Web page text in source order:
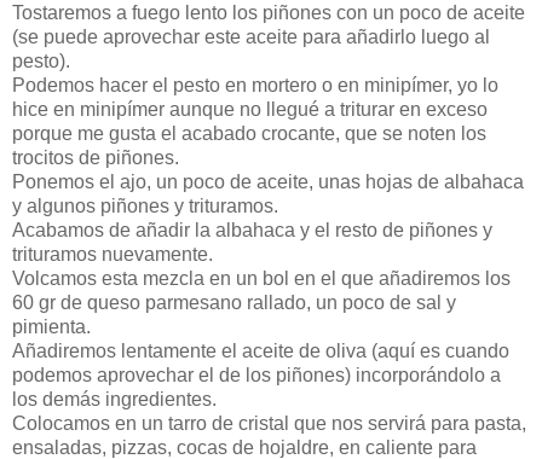
Tostaremos a fuego lento los piñones con un poco de aceite
(se puede aprovechar este aceite para añadirlo luego al
pesto).
Podemos hacer el pesto en mortero o en minipímer, yo lo
hice en minipímer aunque no llegué a triturar en exceso
porque me gusta el acabado crocante, que se noten los
trocitos de piñones.
Ponemos el ajo, un poco de aceite, unas hojas de albahaca
y algunos piñones y trituramos.
Acabamos de añadir la albahaca y el resto de piñones y
trituramos nuevamente.
Volcamos esta mezcla en un bol en el que añadiremos los
60 gr de queso parmesano rallado, un poco de sal y
pimienta.
Añadiremos lentamente el aceite de oliva (aquí es cuando
podemos aprovechar el de los piñones) incorporándolo a
los demás ingredientes.
Colocamos en un tarro de cristal que nos servirá para pasta,
ensaladas, pizzas, cocas de hojaldre, en caliente para